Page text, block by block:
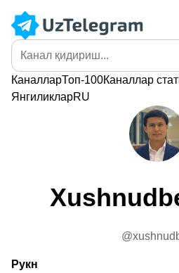
КаналларТоп-100Каналлар
ЯнгиликларRU
Рукн